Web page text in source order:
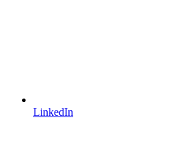
LinkedIn